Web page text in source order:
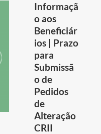
Informaçã
o aos
Beneficiár
ios | Prazo
para
Submissã
o de
Pedidos
de
Alteração
CRII